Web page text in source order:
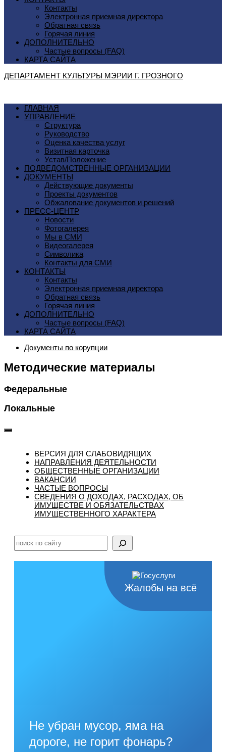
Контакты
Электронная приемная директора
Обратная связь
Горячая линия
ДОПОЛНИТЕЛЬНО
Частые вопросы (FAQ)
КАРТА САЙТА
ДЕПАРТАМЕНТ КУЛЬТУРЫ МЭРИИ Г. ГРОЗНОГO
ГЛАВНАЯ
УПРАВЛЕНИЕ
Структура
Руководство
Оценка качества услуг
Визитная карточка
Устав/Положение
ПОДВЕДОМСТВЕННЫЕ ОРГАНИЗАЦИИ
ДОКУМЕНТЫ
Действующие документы
Проекты документов
Обжалование документов и решений
ПРЕСС-ЦЕНТР
Новости
Фотогалерея
Мы в СМИ
Видеогалерея
Символика
Контакты для СМИ
КОНТАКТЫ
Контакты
Электронная приемная директора
Обратная связь
Горячая линия
ДОПОЛНИТЕЛЬНО
Частые вопросы (FAQ)
КАРТА САЙТА
Документы по корупции
Методические материалы
Федеральные
Локальные
ВЕРСИЯ ДЛЯ СЛАБОВИДЯЩИХ
НАПРАВЛЕНИЯ ДЕЯТЕЛЬНОСТИ
ОБЩЕСТВЕННЫЕ ОРГАНИЗАЦИИ
ВАКАНСИИ
ЧАСТЫЕ ВОПРОСЫ
CВЕДЕНИЯ О ДОХОДАХ, РАСХОДАХ, ОБ
ИМУЩЕСТВЕ И ОБЯЗАТЕЛЬСТВАХ
ИМУЩЕСТВЕННОГО ХАРАКТЕРА
Жалобы на всё
Не убран мусор, яма на
дороге, не горит фонарь?